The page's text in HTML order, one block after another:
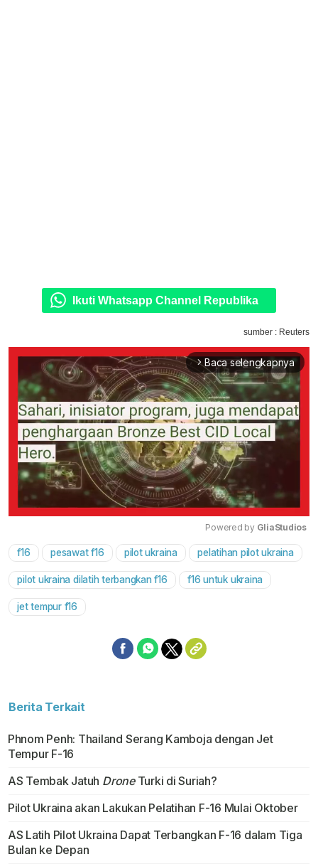
Ikuti Whatsapp Channel Republika
sumber : Reuters
arrow_forward_ios Baca selengkapnya
Mute
Powered by GliaStudios
f16 pesawat f16 pilot ukraina pelatihan pilot ukraina
pilot ukraina dilatih terbangkan f16 f16 untuk ukraina
jet tempur f16
Berita Terkait
Phnom Penh: Thailand Serang Kamboja dengan Jet
Tempur F-16
AS Tembak Jatuh DroneTurki di Suriah?
Pilot Ukraina akan Lakukan Pelatihan F-16 Mulai Oktober
AS Latih Pilot Ukraina Dapat Terbangkan F-16 dalam Tiga
Bulan ke Depan